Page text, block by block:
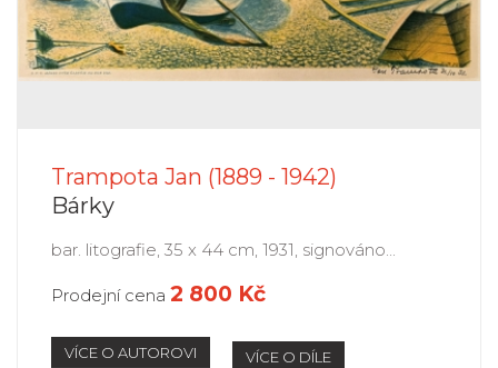
Trampota Jan (1889 - 1942)
Bárky
bar. litografie, 35 x 44 cm, 1931, signováno...
Prodejní cena 2 800 Kč
VÍCE O AUTOROVI VÍCE O DÍLE